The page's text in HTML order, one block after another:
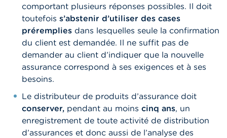
comportant plusieurs réponses possibles. Il doit
toutefois s’abstenir d’utiliser des cases
préremplies dans lesquelles seule la confirmation
du client est demandée. Il ne suffit pas de
demander au client d’indiquer que la nouvelle
assurance correspond à ses exigences et à ses
besoins.
Le distributeur de produits d’assurance doit
conserver, pendant au moins cinq ans, un
enregistrement de toute activité de distribution
d’assurances et donc aussi de l’analyse des